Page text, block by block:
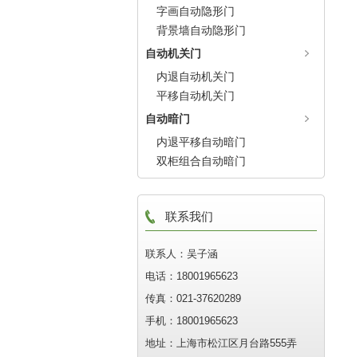
字画自动隐形门
背景墙自动隐形门
自动机关门
内退自动机关门
平移自动机关门
自动暗门
内退平移自动暗门
双柜组合自动暗门
联系我们
联系人：吴子涵
电话：18001965623
传真：021-37620289
手机：18001965623
地址：上海市松江区月台路555弄